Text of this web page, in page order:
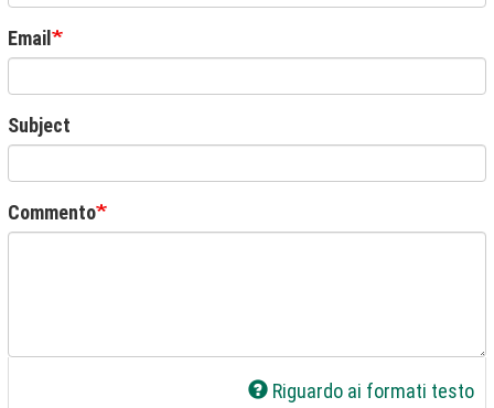
Email
Subject
Commento
Riguardo ai formati testo